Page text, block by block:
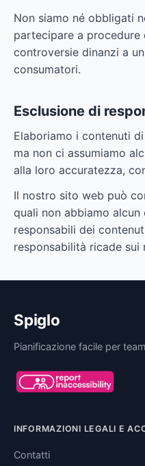
Non siamo né obbligati
partecipare a procedure
controversie dinanzi a
consumatori.
Esclusione di
Elaboriamo i contenuti
ma non ci assumiamo
alla loro accuratezza,
Il nostro sito web può
quali non abbiamo
responsabili dei
responsabilità ricade
Spiglo
Pianificazione facile per
INFORMAZIONI LEGALI E
Contatti